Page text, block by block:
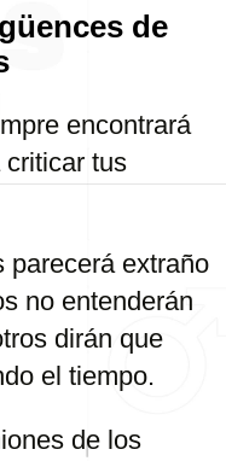
de
encontrará
criticar tus
parecerá extraño
no entenderán
dirán que
el tiempo.
de los